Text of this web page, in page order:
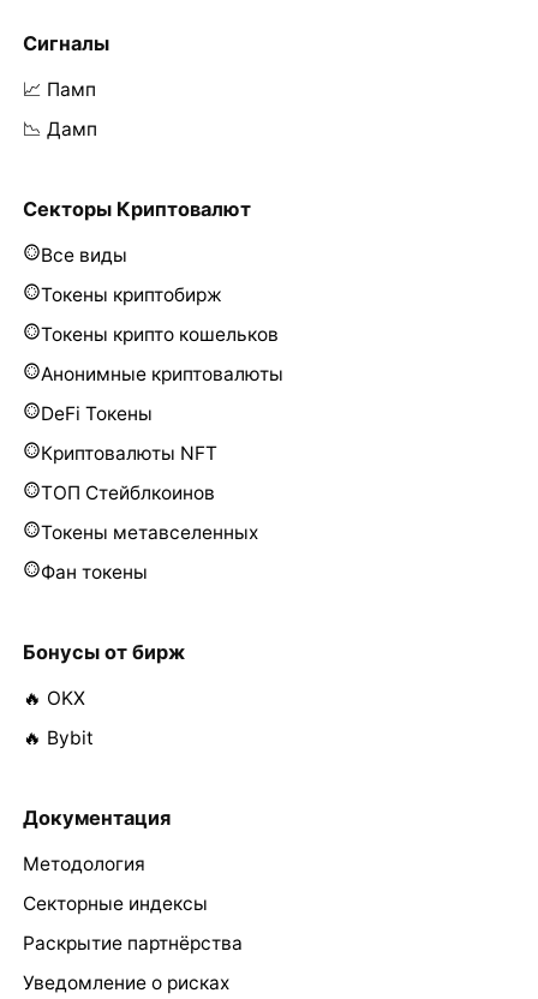
Сигналы
📈 Памп
📉 Дамп
Секторы Криптовалют
Все виды
Токены криптобирж
Токены крипто кошельков
Анонимные криптовалюты
DeFi Токены
Криптовалюты NFT
ТОП Стейблкоинов
Токены метавселенных
Фан токены
Бонусы от бирж
🔥 OKX
🔥 Bybit
Документация
Методология
Секторные индексы
Раскрытие партнёрства
Уведомление о рисках